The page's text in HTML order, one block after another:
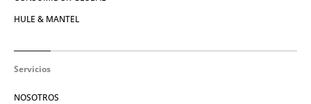
HULE & MANTEL
Servicios
NOSOTROS